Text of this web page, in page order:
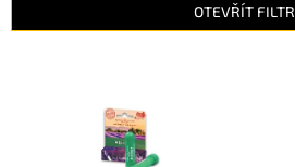
í
OTEVŘÍT FILTR